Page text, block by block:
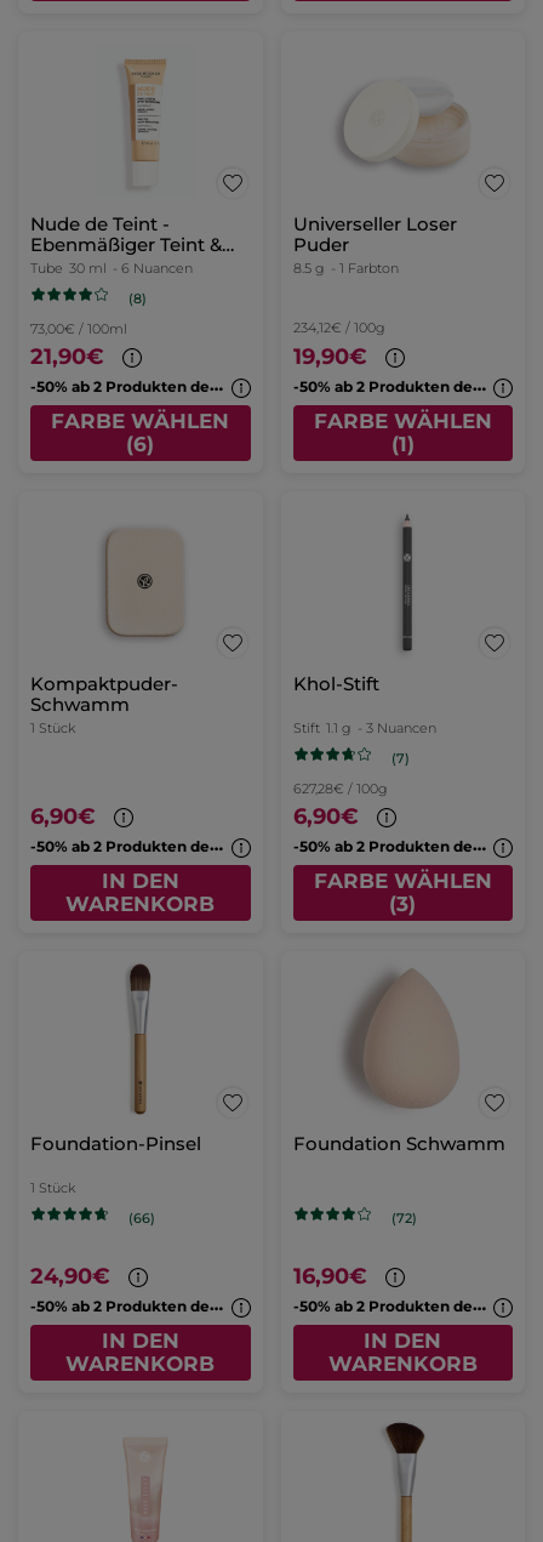
Nude de Teint -
Ebenmäßiger Teint &
Glow
Tube 30 ml - 6 Nuancen
(8)
73,00€ / 100ml
21,90€
-
50% ab 2 Produkten deiner Wahl
FARBE WÄHLEN
(6)
Universeller Loser
Puder
8.5 g - 1 Farbton
234,12€ / 100g
19,90€
-
50% ab 2 Produkten deiner Wahl
FARBE WÄHLEN
(1)
Kompaktpuder-
Schwamm
1 Stück
6,90€
-
50% ab 2 Produkten deiner Wahl
IN DEN
WARENKORB
Khol-Stift
Stift 1.1 g - 3 Nuancen
(7)
627,28€ / 100g
6,90€
-
50% ab 2 Produkten deiner Wahl
FARBE WÄHLEN
(3)
Foundation-Pinsel
1 Stück
(66)
24,90€
-
50% ab 2 Produkten deiner Wahl
IN DEN
WARENKORB
Foundation Schwamm
(72)
16,90€
-
50% ab 2 Produkten deiner Wahl
IN DEN
WARENKORB